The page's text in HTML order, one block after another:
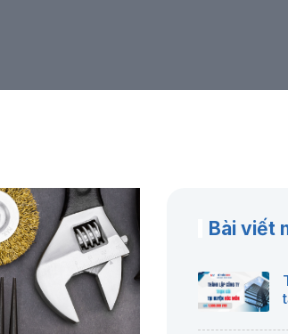
Bài viết